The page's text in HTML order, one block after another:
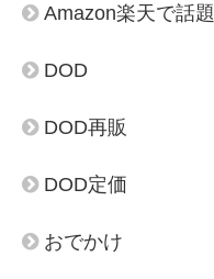
Amazon楽天で話題
DOD
DOD再販
DOD定価
おでかけ